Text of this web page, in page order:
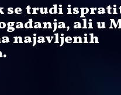
se trudi
ali u
najavljenih